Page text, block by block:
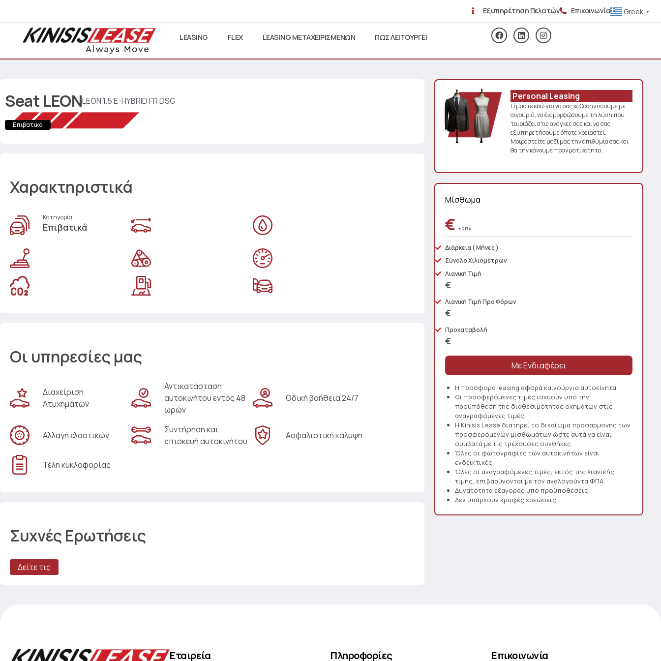
Εξυπηρέτηση Πελατών Επικοινωνία Greek ▼
LEASING FLEX LEASING ΜΕΤΑΧΕΙΡΙΣΜΕΝΩΝ ΠΩΣ ΛΕΙΤΟΥΡΓΕΙ
Seat LEONLEON 1.5 E-HYBRID FR DSG
Επιβατικά
Χαρακτηριστικά
Κατηγορία
Επιβατικά
Οι υπηρεσίες μας
Διαχείριση
Ατυχημάτων
Αντικατάσταση
αυτοκινήτου εντός 48
ωρών
Οδική βοήθεια 24/7
Αλλαγή ελαστικών
Συντήρηση και
επισκευή αυτοκινήτου
Ασφαλιστική κάλυψη
Τέλη κυκλοφορίας
Συχνές Ερωτήσεις
Δείτε τις
Personal Leasing
Είμαστε εδώ για να σας καθοδηγήσουμε με
σιγουριά, να διαμορφώσουμε τη λύση που
ταιριάζει στις ανάγκες σας και να σας
εξυπηρετήσουμε όποτε χρειαστεί.
Μοιραστείτε μαζί μας την επιθυμία σας και
θα την κάνουμε πραγματικότητα.
Μίσθωμα
€+ Φ.Π.Α.
Διάρκεια ( Μήνες )
Σύνολο Χιλιομέτρων
Λιανική Τιμή
€
Λιανική Τιμή Προ Φόρων
€
Προκαταβολή
€
Η προσφορά leasing αφορά καινούργια αυτοκίνητα.
Οι προσφερόμενες τιμές ισχύουν υπό την
προϋπόθεση της διαθεσιμότητας οχημάτων στις
αναγραφόμενες τιμές
Η Kinisis Lease διατηρεί το δικαίωμα προσαρμογής των
προσφερόμενων μισθωμάτων ώστε αυτά να είναι
συμβατά με τις τρέχουσες συνθήκες.
Όλες οι φωτογραφίες των αυτοκινήτων είναι
ενδεικτικές.
Όλες οι αναγραφόμενες τιμές, εκτός της λιανικής
τιμής, επιβαρύνονται με τον αναλογούντα ΦΠΑ.
Δυνατότητα εξαγοράς υπό προϋποθέσεις
Δεν υπάρχουν κρυφές χρεώσεις.
Εταιρεία Πληροφορίες Επικοινωνία